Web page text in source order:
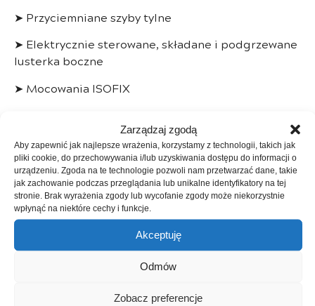
Zarządzaj zgodą
Aby zapewnić jak najlepsze wrażenia, korzystamy z technologii, takich jak
pliki cookie, do przechowywania i/lub uzyskiwania dostępu do informacji o
urządzeniu. Zgoda na te technologie pozwoli nam przetwarzać dane, takie
jak zachowanie podczas przeglądania lub unikalne identyfikatory na tej
stronie. Brak wyrażenia zgody lub wycofanie zgody może niekorzystnie
wpłynąć na niektóre cechy i funkcje.
Akceptuję
Odmów
Zobacz preferencje
➤ Przyciemniane szyby tylne
➤ Elektrycznie sterowane, składane i podgrzewane
lusterka boczne
➤ Mocowania ISOFIX
➤ Ładowarka pokładowa AC 11 kW + szybkie
ładowanie DC 100 kW
———
Kupując w naszej firmie:
– kupujący jest zwolniony z opłat skarbowych
– istnieje możliwość zostawienia starego